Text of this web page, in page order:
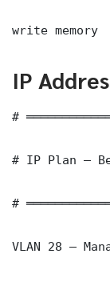
write memory
IP
#
# IP Plan —
#
VLAN 28 —